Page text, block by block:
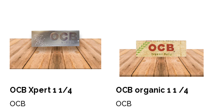
OCB Xpert 1 1/4
OCB
OCB organic 1 1 /4
OCB